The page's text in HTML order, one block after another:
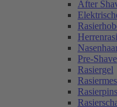
After
Pre-Shave
Rasiergel